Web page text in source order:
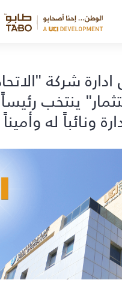
شركة
ينتخب
ونائباً له